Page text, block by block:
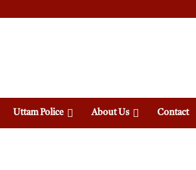
Uttam Police About Us Contact